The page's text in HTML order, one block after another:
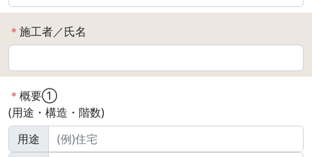
＊ 施工者／氏名
＊ 概要①
(用途・構造・階数)
用途